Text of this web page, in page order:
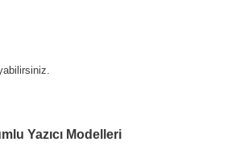
Yazıcı Modelleri